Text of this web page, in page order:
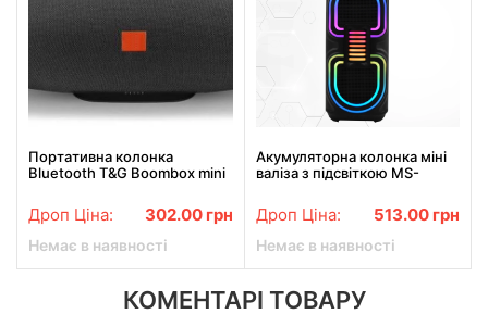
Портативна колонка
Bluetooth T&G Boombox mini
Дроп Ціна: 302.00 грн
Немає в наявності
Акумуляторна колонка міні
валіза з підсвіткою MS-
Дроп Ціна: 513.00 грн
Немає в наявності
КОМЕНТАРІ ТОВАРУ